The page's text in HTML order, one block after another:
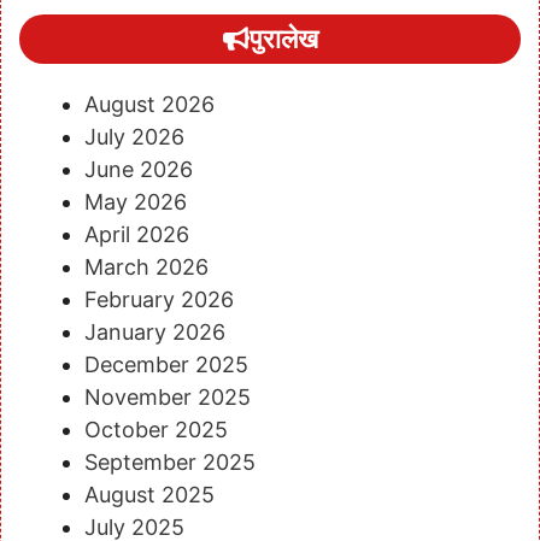
पुरालेख
August 2026
July 2026
June 2026
May 2026
April 2026
March 2026
February 2026
January 2026
December 2025
November 2025
October 2025
September 2025
August 2025
July 2025